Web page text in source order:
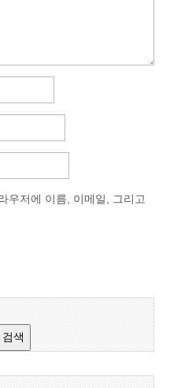
우저에 이름, 이메일, 그리고
검색